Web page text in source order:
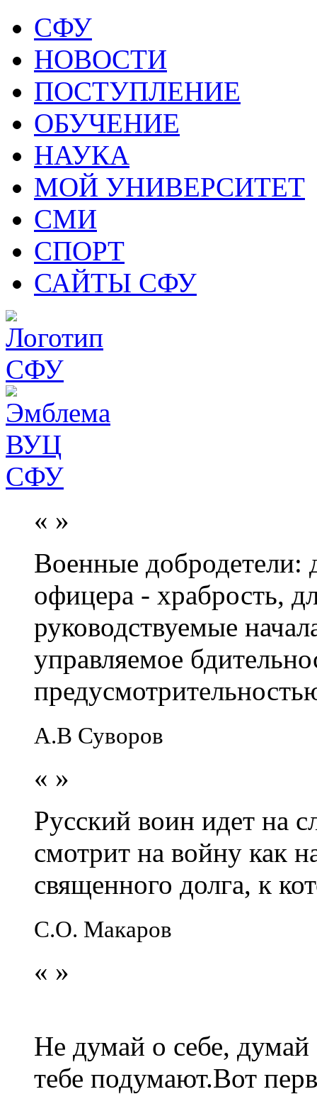
СФУ
НОВОСТИ
ПОСТУПЛЕНИЕ
ОБУЧЕНИЕ
НАУКА
МОЙ УНИВЕРСИТЕТ
СМИ
СПОРТ
САЙТЫ СФУ
« »
Военные добродетели:
офицера - храбрость,
руководствуемые
управляемое
А.В Суворов
« »
Русский воин идет на
смотрит на войну как
священного долга, к
С.О. Макаров
« »
Не думай о себе,
тебе подумают.Вот